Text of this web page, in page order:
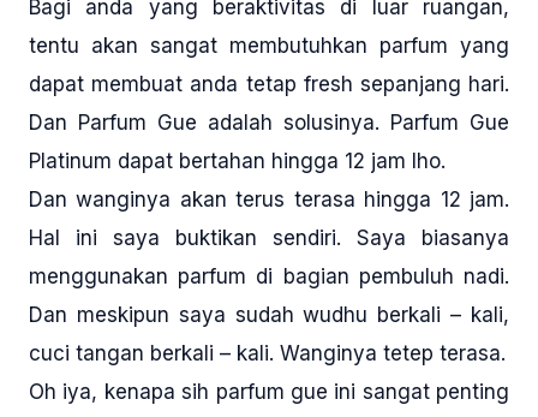
Bagi anda yang beraktivitas di luar ruangan,
tentu akan sangat membutuhkan parfum yang
dapat membuat anda tetap fresh sepanjang hari.
Dan Parfum Gue adalah solusinya. Parfum Gue
Platinum dapat bertahan hingga 12 jam lho.
Dan wanginya akan terus terasa hingga 12 jam.
Hal ini saya buktikan sendiri. Saya biasanya
menggunakan parfum di bagian pembuluh nadi.
Dan meskipun saya sudah wudhu berkali – kali,
cuci tangan berkali – kali. Wanginya tetep terasa.
Oh iya, kenapa sih parfum gue ini sangat penting